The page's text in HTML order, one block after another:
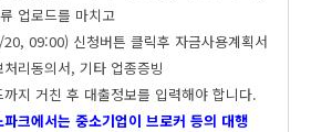
업로드를 마치고
09:00) 신청버튼 클릭후 자금사용계획서
리동의서, 기타 업종증빙
까지 거친 후 대출정보를 입력해야 합니다.
파크에서는 중소기업이 브로커 등의 대행